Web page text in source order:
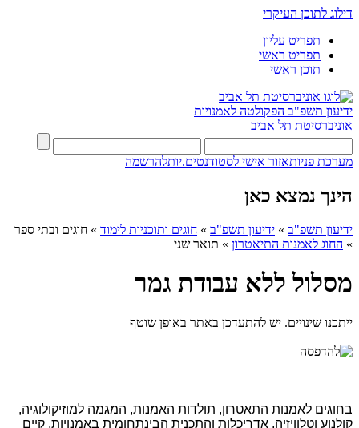
דילוג לתוכן העיקרי
תפריט עליון
תפריט ראשי
תוכן ראשי
ידיעון תשפ"ב הפקולטה לאמנויות
אוניברסיטת תל אביב
מערכת פניותאזור אישי לסטודנטים.יותלהרשמה
הינך נמצא כאן
ידיעון תשפ"ב » ידיעון תשפ"ב » חוגים ותוכניות לימוד » חוגים ובתי ספר
» החוג לאמנות התיאטרון » תואר שני
מסלול ללא עבודת גמר
ייתכנו שינויים. יש להתעדכן באתר באופן שוטף
בחוגים לאמנות התאטרון, תולדות האמנות, המגמה למוזיקולוגיה,
קולנוע וטלוויזיה, אדריכלות והתכנית הבינתחומית באמנויות, קיים